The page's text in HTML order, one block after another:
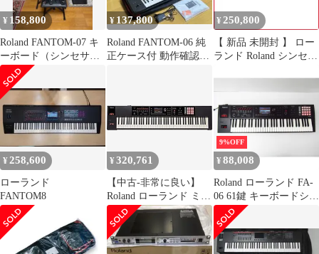
¥ 158,800
Roland FANTOM-07 キ
ーボード（シンセサイ
ザー） 本体 フルセット
¥ 137,800
Roland FANTOM-06 純
正ケース付 動作確認済
¥ 250,800
【 新品 未開封 】 ロー
ランド Roland シンセサ
¥ 258,600
ローランド
FANTOM8
¥320,761
【中古-非常に良い】
Roland ローランド ミュ
ージックワークステー
ション FA-08
9%OFF
¥ 88,008
Roland ローランド FA-
06 61鍵 キーボードシン
セサイザー 現状品 楽器
◆G5139